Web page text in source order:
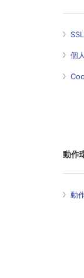
個
動作
動